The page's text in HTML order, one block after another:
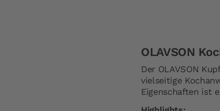
OLAVSON
Der OLAVSON
vielseitige
Eigenschaften ist